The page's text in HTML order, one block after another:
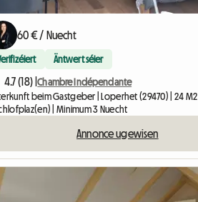
60 € / Nuecht
Äntwert séier
4.7 (18) |Chambre Indépendante
beim Gastgeber | Loperhet (29470) | 24 M2
| Minimum 3 Nuecht
Annonce ugewisen